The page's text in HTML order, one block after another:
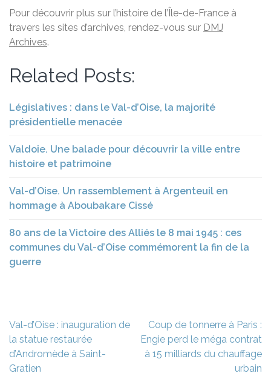
Pour découvrir plus sur l’histoire de l’Île-de-France à
travers les sites d’archives, rendez-vous sur DMJ
Archives.
Related Posts:
Législatives : dans le Val-d’Oise, la majorité
présidentielle menacée
Valdoie. Une balade pour découvrir la ville entre
histoire et patrimoine
Val-d’Oise. Un rassemblement à Argenteuil en
hommage à Aboubakare Cissé
80 ans de la Victoire des Alliés le 8 mai 1945 : ces
communes du Val-d’Oise commémorent la fin de la
guerre
Navigation
de
l’article
Val-d’Oise : inauguration de
la statue restaurée
d’Andromède à Saint-
Gratien
Coup de tonnerre à Paris :
Engie perd le méga contrat
à 15 milliards du chauffage
urbain